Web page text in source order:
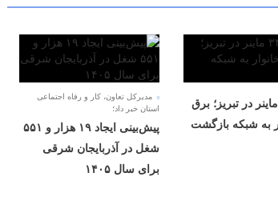
کشف ۳۴ ماینر در تبریز؛ برق
مدیرکل تعاون، کار و رفاه اجتماعی
استان خبر داد؛
پیش‌بینی ایجاد ۱۹ هزار و ۵۵۱
شغل در آذربایجان شرقی
برای سال ۱۴۰۵